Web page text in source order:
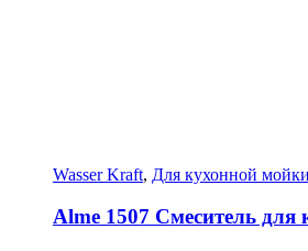
Wasser Kraft, Для кухонной мойки
Alme 1507 Смеситель для